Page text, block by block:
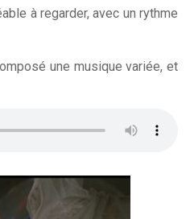
à regarder, avec un rythme
une musique variée, et